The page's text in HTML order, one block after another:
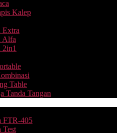
Kalep
Extra
Alfa
2in1
Table
Tanda Tangan
FTR-405
Test